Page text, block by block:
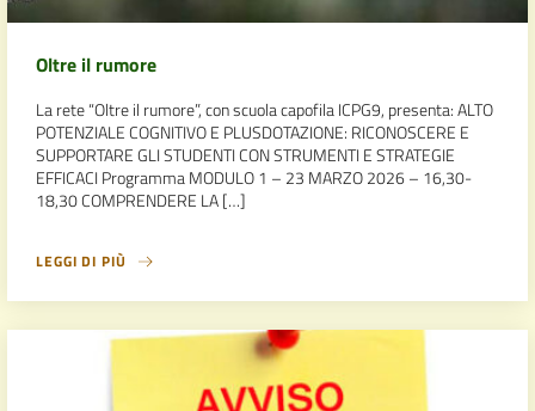
Oltre il rumore
La rete “Oltre il rumore”, con scuola capofila ICPG9, presenta: ALTO
POTENZIALE COGNITIVO E PLUSDOTAZIONE: RICONOSCERE E
SUPPORTARE GLI STUDENTI CON STRUMENTI E STRATEGIE
EFFICACI Programma MODULO 1 – 23 MARZO 2026 – 16,30-
18,30 COMPRENDERE LA […]
LEGGI DI PIÙ